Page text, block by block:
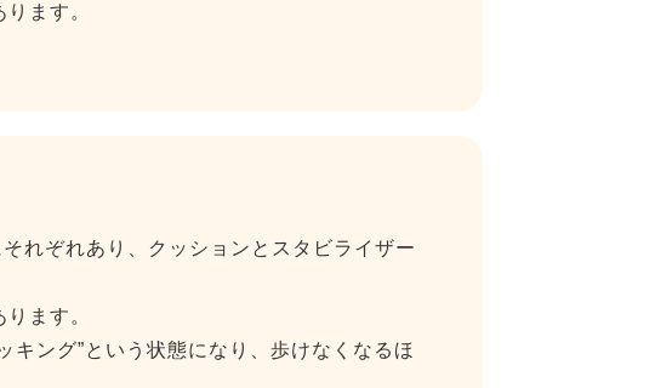
ます。
れぞれあり、クッションとスタビライザー
ます。
ング”という状態になり、歩けなくなるほ